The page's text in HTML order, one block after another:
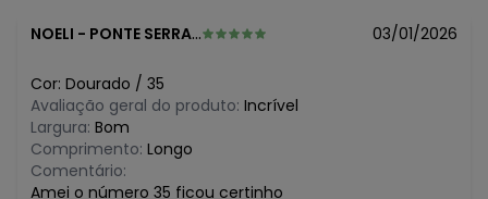
NOELI - PONTE SERRADA - SC 03/01/2026
Cor: Dourado / 35
Avaliação geral do produto: Incrível
Largura: Bom
Comprimento: Longo
Comentário:
Amei o número 35 ficou certinho